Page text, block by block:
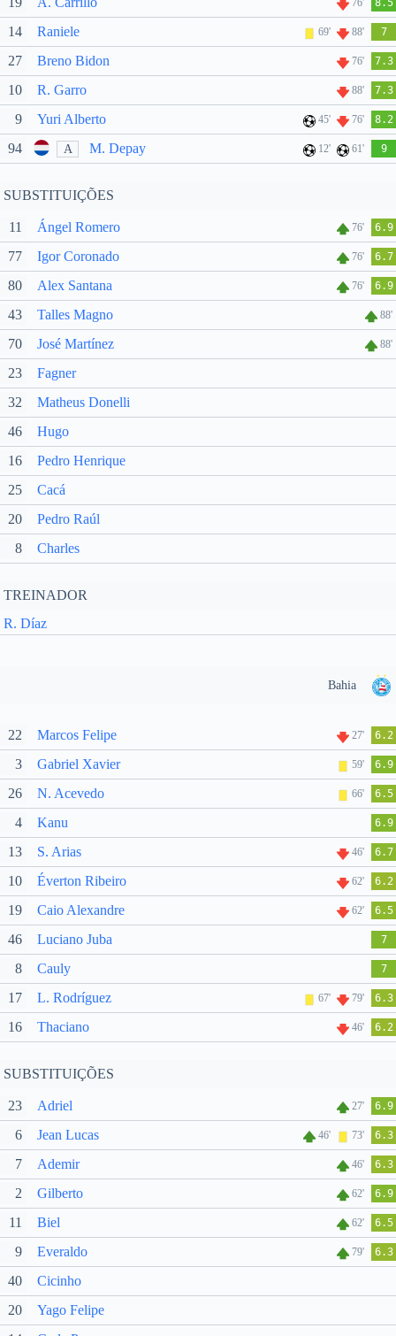
76' 8.5
14 Raniele 69' 88' 7
27 Breno Bidon 76' 7.3
10 R. Garro 88' 7.3
9 Yuri Alberto 45' 76' 8.2
94 A M. Depay 12' 61' 9
SUBSTITUIÇÕES
11 Ángel Romero 76' 6.9
77 Igor Coronado 76' 6.7
80 Alex Santana 76' 6.9
43 Talles Magno 88'
70 José Martínez 88'
23
Fagner
32
Matheus Donelli
46
Hugo
16
Pedro Henrique
25
Cacá
20
Pedro Raúl
8
Charles
TREINADOR
R. Díaz
Bahia
22 Marcos Felipe 27' 6.2
3 Gabriel Xavier 59' 6.9
26 N. Acevedo 66' 6.5
4 Kanu 6.9
13 S. Arias 46' 6.7
10 Éverton Ribeiro 62' 6.2
19 Caio Alexandre 62' 6.5
46 Luciano Juba 7
8 Cauly 7
17 L. Rodríguez 67' 79' 6.3
16 Thaciano 46' 6.2
SUBSTITUIÇÕES
23 Adriel 27' 6.9
6 Jean Lucas 46' 73' 6.3
7 Ademir 46' 6.3
2 Gilberto 62' 6.9
11 Biel 62' 6.5
9 Everaldo 79' 6.3
40
Cicinho
20
Yago Felipe